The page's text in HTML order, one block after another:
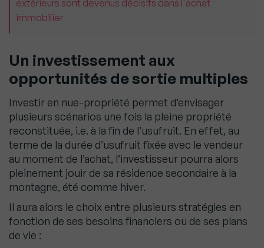
extérieurs sont devenus décisifs dans l'achat
immobilier
Un investissement aux
opportunités de sortie multiples
Investir en nue-propriété permet d’envisager
plusieurs scénarios une fois la pleine propriété
reconstituée, i.e. à la fin de l’usufruit. En effet, au
terme de la durée d’usufruit fixée avec le vendeur
au moment de l’achat, l’investisseur pourra alors
pleinement jouir de sa résidence secondaire à la
montagne, été comme hiver.
Il aura alors le choix entre plusieurs stratégies en
fonction de ses besoins financiers ou de ses plans
de vie :